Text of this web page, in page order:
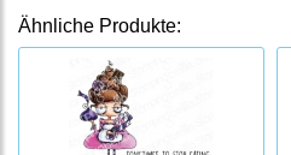
Ähnliche Produkte: